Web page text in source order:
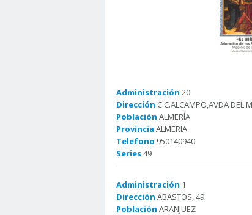
Administración 20
Dirección C.C.ALCAMPO,AVDA DEL
Población ALMERÍA
Provincia ALMERIA
Telefono 950140940
Series49
Administración 1
Dirección ABASTOS, 49
Población ARANJUEZ